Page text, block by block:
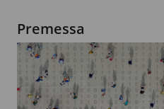
Premessa